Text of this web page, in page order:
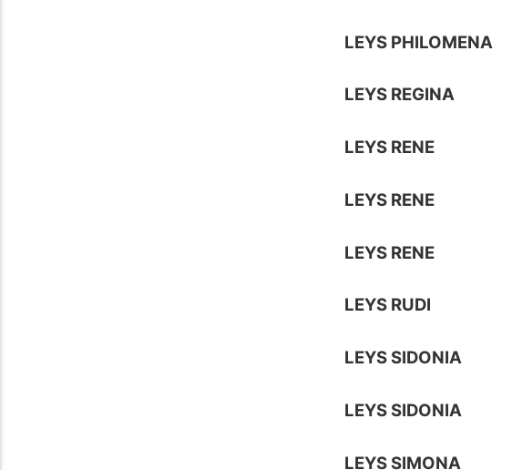
LEYS PHILOMENA
LEYS REGINA
LEYS RENE
LEYS RENE
LEYS RENE
LEYS RUDI
LEYS SIDONIA
LEYS SIDONIA
LEYS SIMONA